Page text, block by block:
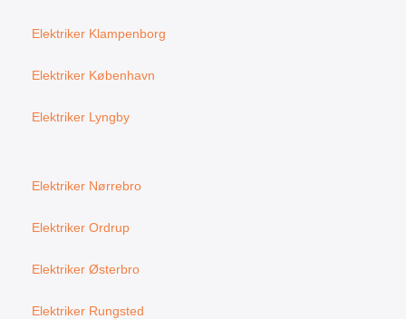
Elektriker Klampenborg
Elektriker København
Elektriker Lyngby
Elektriker Nørrebro
Elektriker Ordrup
Elektriker Østerbro
Elektriker Rungsted